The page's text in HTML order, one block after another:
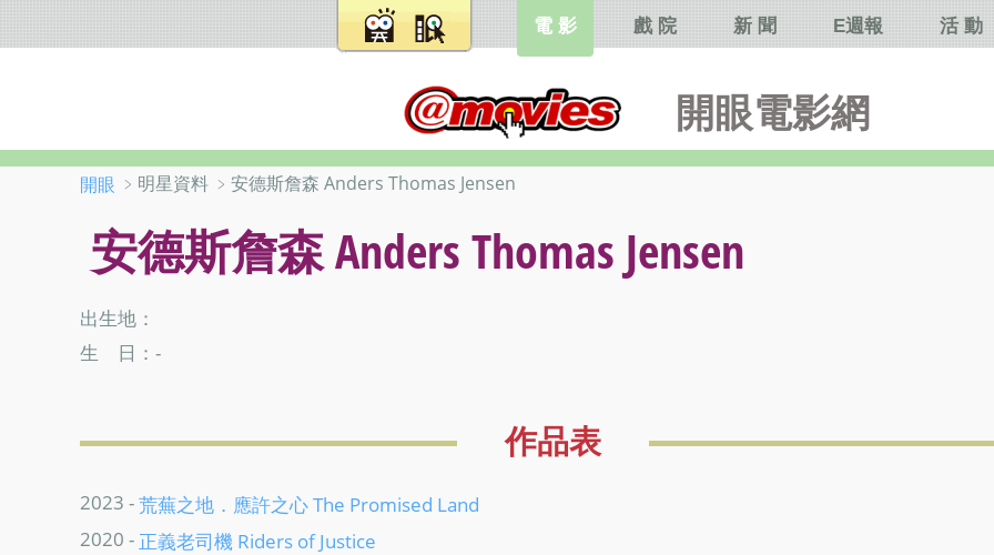
開眼電影網
電 影 戲 院 新 聞 E週報 活 動
開眼 ﹥明星資料 ﹥安德斯詹森 Anders Thomas Jensen
安德斯詹森 Anders Thomas Jensen
出生地：
生 日：-
作品表
2023 -荒蕪之地．應許之心 The Promised Land
2020 - 正義老司機 Riders of Justice